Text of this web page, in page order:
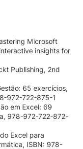
Microsoft
insights for
Publishing, 2nd
65 exercícios,
972-722-875-1
em Excel: 69
978-972-722-872-
Excel para
ISBN: 978-